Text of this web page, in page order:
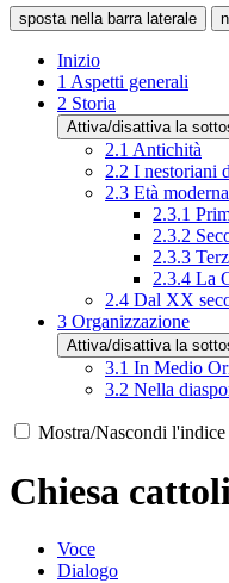
sposta nella barra laterale
Inizio
1 Aspetti generali
2 Storia
Attiva/disattiva la
2.1 Antichità
2.2 I nestoriani
2.3 Età moderna
2.3.1
2.3.2
2.3.3
2.3.4 La
2.4 Dal XX
3 Organizzazione
Attiva/disattiva la
3.1 In Medio
3.2 Nella
Mostra/Nascondi l'indice
Chiesa
Voce
Dialogo